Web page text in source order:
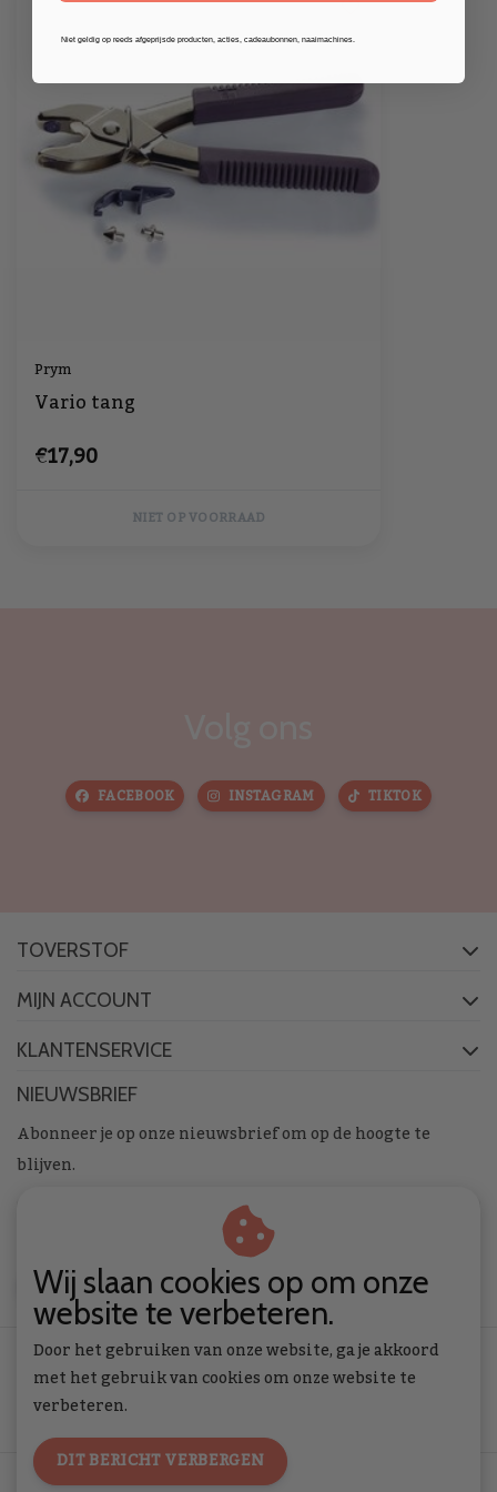
Prym
Vario tang
€17,90
NIET OP VOORRAAD
FACEBOOK INSTAGRAM TIKTOK
TOVERSTOF
MIJN ACCOUNT
KLANTENSERVICE
NIEUWSBRIEF
Abonneer je op onze nieuwsbrief om op de hoogte te
blijven.
ABONNEER
Algemene voorwaarden | Privacy Policy
Wij slaan cookies op om onze
website te verbeteren.
Door het gebruiken van onze website, ga je akkoord
met het gebruik van cookies om onze website te
verbeteren.
DIT BERICHT VERBERGEN
Niet geldig op reeds afgeprijsde producten, acties, cadeaubonnen, naaimachines.